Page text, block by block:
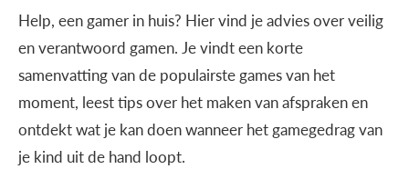
Help, een gamer in huis? Hier vind je advies over veilig
en verantwoord gamen. Je vindt een korte
samenvatting van de populairste games van het
moment, leest tips over het maken van afspraken en
ontdekt wat je kan doen wanneer het gamegedrag van
je kind uit de hand loopt.